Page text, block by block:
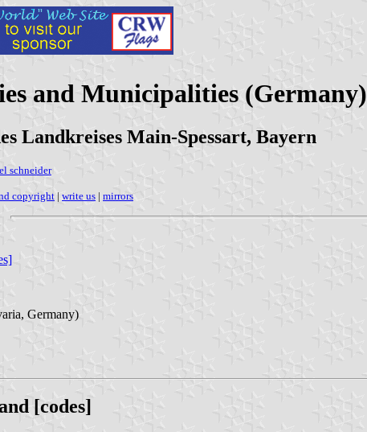
and Municipalities (Germany)
Landkreises Main-Spessart, Bayern
schneider
copyright | write us | mirrors
Germany)
[codes]